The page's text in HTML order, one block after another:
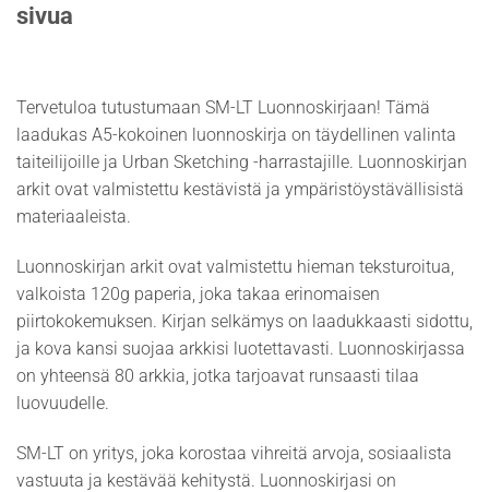
sivua
Tervetuloa tutustumaan SM-LT Luonnoskirjaan! Tämä
laadukas A5-kokoinen luonnoskirja on täydellinen valinta
taiteilijoille ja Urban Sketching -harrastajille. Luonnoskirjan
arkit ovat valmistettu kestävistä ja ympäristöystävällisistä
materiaaleista.
Luonnoskirjan arkit ovat valmistettu hieman teksturoitua,
valkoista 120g paperia, joka takaa erinomaisen
piirtokokemuksen. Kirjan selkämys on laadukkaasti sidottu,
ja kova kansi suojaa arkkisi luotettavasti. Luonnoskirjassa
on yhteensä 80 arkkia, jotka tarjoavat runsaasti tilaa
luovuudelle.
SM-LT on yritys, joka korostaa vihreitä arvoja, sosiaalista
vastuuta ja kestävää kehitystä. Luonnoskirjasi on